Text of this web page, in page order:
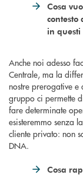
Cosa
contesto
in
Anche noi adesso
Centrale, ma la
nostre prerogative e
gruppo ci permette
fare determinate
esisteremmo senza
cliente privato: non
DNA.
Cosa